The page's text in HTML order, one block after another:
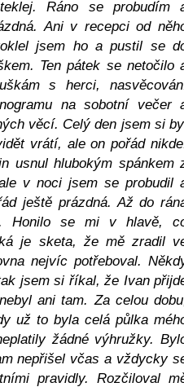
Ráno se probudím
Ani v recepci od
jsem ho a pustil se
Ten pátek se netočilo
s herci,
na sobotní večer
věcí. Celý den jsem si
vrátí, ale on pořád
usnul hlubokým spánkem
v noci jsem se probudil
ještě prázdná. Až do
Honilo se mi v hlavě,
je sketa, že mě zradil
nejvíc potřeboval.
jsem si říkal, že Ivan
ani tam. Za celou
už to byla celá půlka
žádné výhružky.
nepřišel včas a vždycky
pravidly. Rozčiloval